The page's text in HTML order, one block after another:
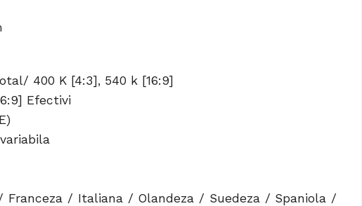
400 K [4:3], 540 k [16:9]
Efectivi
Franceza / Italiana / Olandeza / Suedeza / Spaniola /